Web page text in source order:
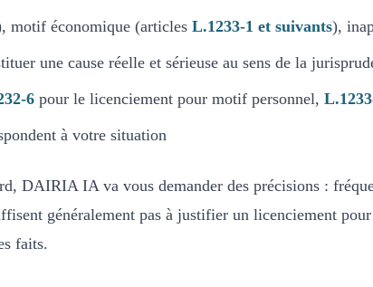
motif économique (articles L.1233-1 et suivants),
une cause réelle et sérieuse au sens de la
6 pour le licenciement pour motif personnel,
à votre situation
DAIRIA IA va vous demander des précisions :
généralement pas à justifier un licenciement
faits.